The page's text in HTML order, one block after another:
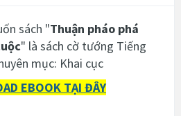
sách "Thuận pháo phá
" là sách cờ tướng Tiếng
mục: Khai cục
EBOOK TẠI ĐÂY